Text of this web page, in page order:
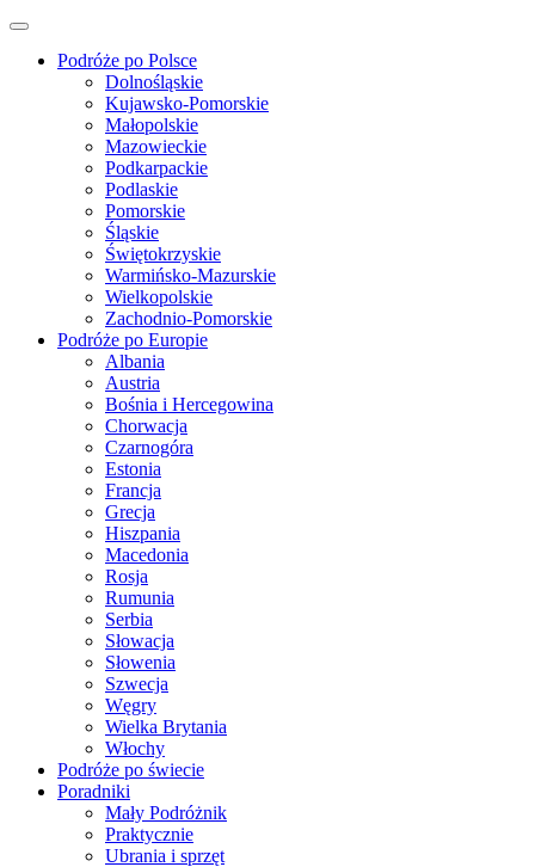
Podróże po Polsce
Dolnośląskie
Kujawsko-Pomorskie
Małopolskie
Mazowieckie
Podkarpackie
Podlaskie
Pomorskie
Śląskie
Świętokrzyskie
Warmińsko-Mazurskie
Wielkopolskie
Zachodnio-Pomorskie
Podróże po Europie
Albania
Austria
Bośnia i Hercegowina
Chorwacja
Czarnogóra
Estonia
Francja
Grecja
Hiszpania
Macedonia
Rosja
Rumunia
Serbia
Słowacja
Słowenia
Szwecja
Węgry
Wielka Brytania
Włochy
Podróże po świecie
Poradniki
Mały Podróżnik
Praktycznie
Ubrania i sprzęt